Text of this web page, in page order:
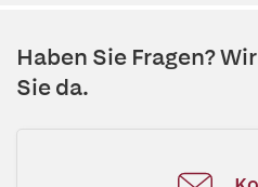
Haben Sie Fragen?
Sie da.